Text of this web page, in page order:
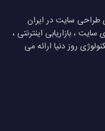
سایت در ایران
، بازاریابی اینترنتی ،
روز دنیا ارائه می